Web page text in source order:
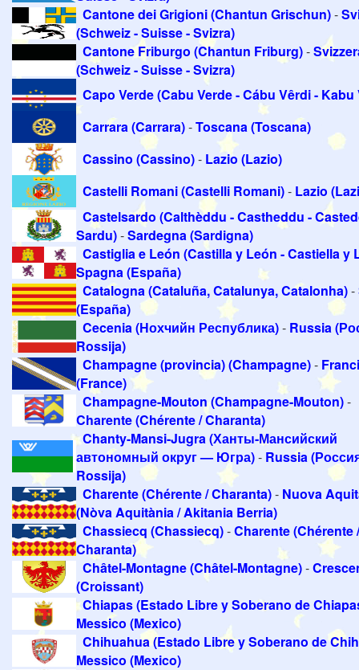
Cantone dei Grigioni (Chantun Grischun)-
(Schweiz - Suisse - Svizra)
Cantone Friburgo (Chantun Friburg)-
(Schweiz - Suisse - Svizra)
Capo Verde (Cabu Verde - Cábu Vêrdi - Kabu
Carrara (Carrara)-Toscana (Toscana)
Cassino (Cassino)- Lazio (Lazio)
Castelli Romani (Castelli Romani)- Lazio
Castelsardo (Calthèddu - Castheddu -
Sardu)-Sardegna (Sardigna)
Castiglia e León (Castilla y León - Castiella y
Spagna (España)
Catalogna (Cataluña, Catalunya, Catalonha)-
(España)
Cecenia (Нохчийн Республика)- Russia
Rossija)
Champagne (provincia) (Champagne)-
(France)
Champagne-Mouton (Champagne-Mouton)-
Charente (Chérente / Charanta)
Chanty-Mansi-Jugra (Ханты-Мансийский
автономный округ — Югра)- Russia
Rossija)
Charente (Chérente / Charanta)- Nuova
(Nòva Aquitània / Akitania Berria)
Chassiecq (Chassiecq)-Charente (Chérente /
Charanta)
Châtel-Montagne (Châtel-Montagne)-
(Croissant)
Chiapas (Estado Libre y Soberano de
Messico (Mexico)
Chihuahua (Estado Libre y Soberano de
Messico (Mexico)